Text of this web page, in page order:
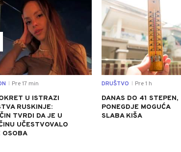
Pre 17 min
U ISTRAZI
RUSKINJE:
TVRDI DA JE U
UČESTVOVALO
OSOBA
DRUŠTVO Pre 1 h
DANAS DO 41 STEPEN,
PONEGDJE MOGUĆA
SLABA KIŠA